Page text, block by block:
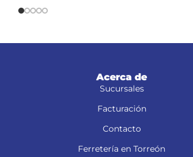
Acerca de
Sucursales
Facturación
Contacto
Ferretería en Torreón